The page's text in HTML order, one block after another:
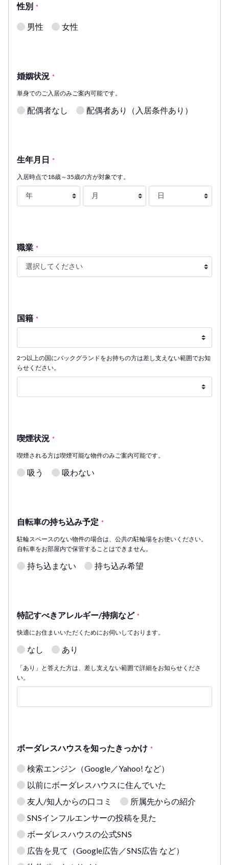
性別 *
男性 女性
婚姻状況 *
単身でのご入居のみご案内可能です。
配偶者なし 配偶者あり（入居条件あり）
生年月日 *
入居時点で18歳～35歳の方が対象です。
職業 *
国籍 *
2つ以上の国にバックグランドをお持ちの方は差し支えない範囲でお知
らせください。
喫煙状況 *
喫煙される方は喫煙可能な物件のみご案内可能です。
吸う 吸わない
自転車の持ち込み予定 *
駐輪スペースのない物件の場合は、公共の駐輪場をお使いください。
自転車をお部屋内で保管することはできません。
持ち込まない 持ち込み希望
特記すべきアレルギー/持病など *
快適にお住まいいただくためにお伺いしております。
なし あり
「あり」と答えた方は、差し支えない範囲で詳細をお知らせくださ
い。
ボーダレスハウスを知ったきっかけ *
検索エンジン（Google／Yahoo! など）
以前にボーダレスハウスに住んでいた
友人/知人からの口コミ
所属先からの紹介
SNSインフルエンサーの投稿を見た
ボーダレスハウスの公式SNS
広告を見て（Google広告／SNS広告 など）